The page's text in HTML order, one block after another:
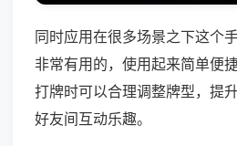
同时应用在很多场景之下这个
非常有用的，使用起来简单便
打牌时可以合理调整牌型，提
好友间互动乐趣。